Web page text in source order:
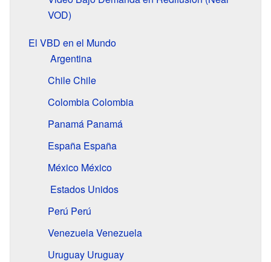
VOD)
El VBD en el Mundo
Argentina
ChileChile
ColombiaColombia
Panamá Panamá
España España
México México
Estados Unidos
Perú Perú
VenezuelaVenezuela
Uruguay Uruguay